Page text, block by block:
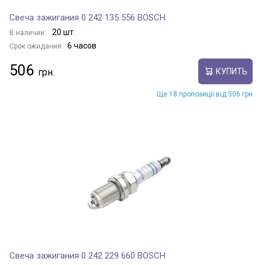
TIGGO 8
TIGGO FL
Свеча зажигания 0 242 135 556 BOSCH
В наличии: 20 шт.
Срок ожидания: 6 часов
506 КУПИТЬ
Ще 18 пропозиції від 506 грн
Свеча зажигания 0 242 229 660 BOSCH